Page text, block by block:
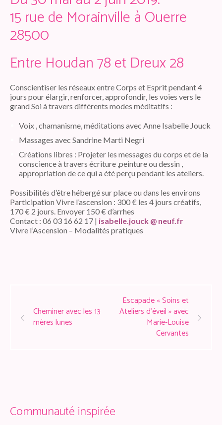
15 rue de Morainville à Ouerre
28500
Entre Houdan 78 et Dreux 28
Conscientiser les réseaux entre Corps et Esprit pendant 4
jours pour élargir, renforcer, approfondir, les voies vers le
grand Soi à travers différents modes méditatifs :
Voix , chamanisme, méditations avec Anne Isabelle Jouck
Massages avec Sandrine Marti Negri
Créations libres : Projeter les messages du corps et de la
conscience à travers écriture ,peinture ou dessin ,
appropriation de ce qui a été perçu pendant les ateliers.
Possibilités d’être hébergé sur place ou dans les environs
Participation Vivre l’ascension : 300 € les 4 jours créatifs,
170 € 2 jours. Envoyer 150 € d’arrhes
Contact : 06 03 16 62 17 | isabelle.jouck @ neuf.fr
Vivre l’Ascension – Modalités pratiques
Cheminer avec les 13
mères lunes
Escapade « Soins et
Ateliers d’éveil » avec
Marie-Louise
Cervantes
Communauté inspirée